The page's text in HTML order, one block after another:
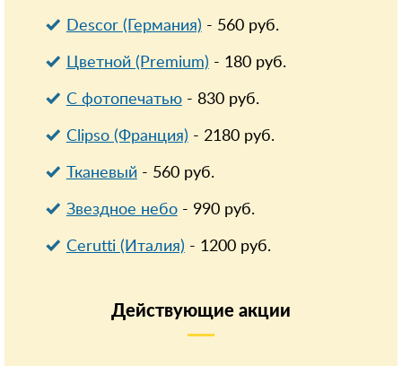
Descor (Германия) - 560руб.
Цветной (Premium) - 180руб.
С фотопечатью- 830руб.
Clipso (Франция) - 2180руб.
Тканевый- 560руб.
Звездное небо- 990руб.
Cerutti (Италия) - 1200руб.
Действующие акции